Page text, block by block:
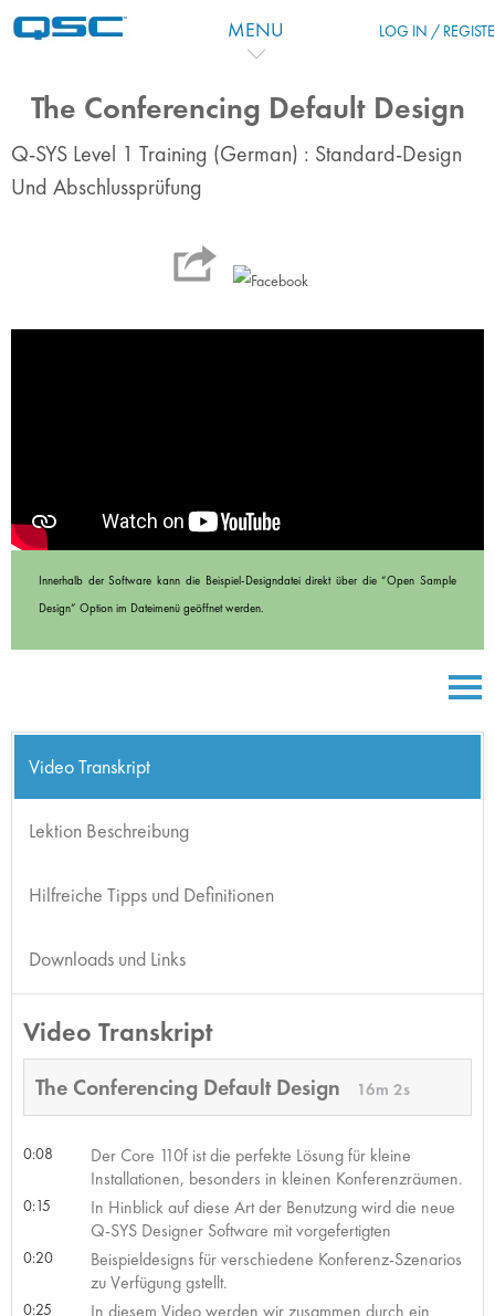
MENU LOG IN /
The Conferencing Default Design
Q-SYS Level 1 Training (German) : Standard-Design
Und Abschlussprüfung
Innerhalb der Software kann die Beispiel-Designdatei direkt über die “Open Sample
Design” Option im Dateimenü geöffnet werden.
Video Transkript
Lektion Beschreibung
Hilfreiche Tipps und Definitionen
Downloads und Links
Video Transkript
The Conferencing Default Design 16m 2s
0:08
Der Core 110f ist die perfekte Lösung für kleine
Installationen, besonders in kleinen Konferenzräumen.
0:15
In Hinblick auf diese Art der Benutzung wird die neue
Q-SYS Designer Software mit vorgefertigten
0:20
Beispieldesigns für verschiedene Konferenz-Szenarios
zu Verfügung gstellt.
0:25
In diesem Video werden wir zusammen durch ein